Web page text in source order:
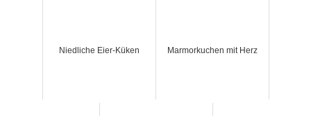
Niedliche Eier-Küken Marmorkuchen mit Herz